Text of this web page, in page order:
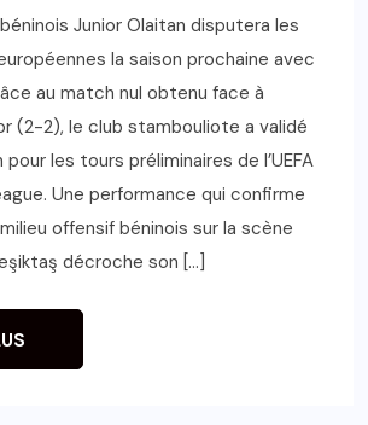
Junior Olaitan disputera les
la saison prochaine avec
au match nul obtenu face à
(2-2), le club stambouliote a validé
les tours préliminaires de l’UEFA
Une performance qui confirme
offensif béninois sur la scène
décroche son […]